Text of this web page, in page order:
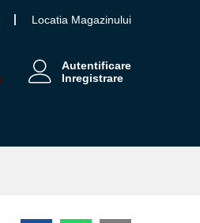
Locatia Magazinului
Autentificare
Inregistrare